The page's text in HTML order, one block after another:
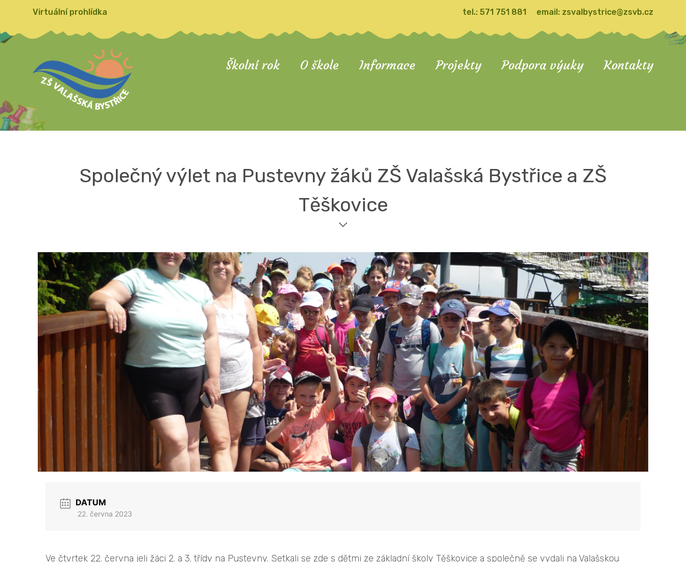
Virtuální prohlídka tel.: 571 751 881 email: zsvalbystrice@zsvb.cz
Školní rok O škole Informace Projekty Podpora výuky Kontakty
Společný výlet na Pustevny žáků ZŠ Valašská Bystřice a ZŠ
Těškovice
DATUM
22. června 2023
Ve čtvrtek 22. června jeli žáci 2. a 3. třídy na Pustevny. Setkali se zde s dětmi ze základní školy Těškovice a společně se vydali na Valašskou